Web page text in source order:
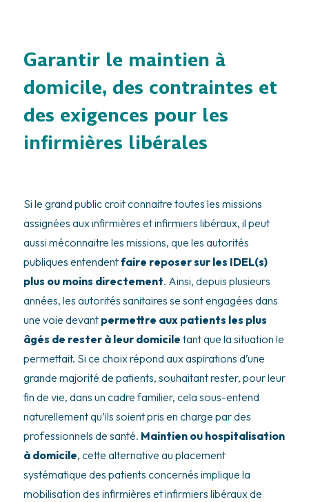
Garantir le maintien à
domicile, des contraintes et
des exigences pour les
infirmières libérales
Si le grand public croit connaitre toutes les missions
assignées aux infirmières et infirmiers libéraux, il peut
aussi méconnaitre les missions, que les autorités
publiques entendentfaire reposer sur les IDEL(s)
plus ou moins directement. Ainsi, depuis plusieurs
années, les autorités sanitaires se sont engagées dans
une voie devant permettre aux patients les plus
âgés de rester à leur domicile tant que la situation le
permettait. Si ce choix répond aux aspirations d’une
grande majorité de patients, souhaitant rester, pour leur
fin de vie, dans un cadre familier, cela sous-entend
naturellement qu’ils soient pris en charge par des
professionnels de santé. Maintien ou hospitalisation
à domicile, cette alternative au placement
systématique des patients concernés implique la
mobilisation des infirmières et infirmiers libéraux de